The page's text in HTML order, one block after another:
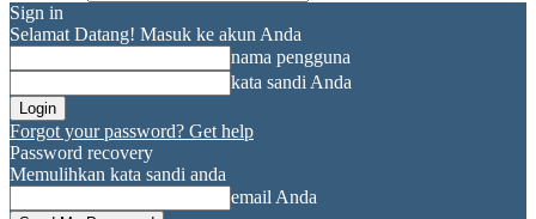
Sign in
Selamat Datang! Masuk ke akun Anda
nama pengguna
kata sandi Anda
Forgot your password? Get help
Password recovery
Memulihkan kata sandi anda
email Anda